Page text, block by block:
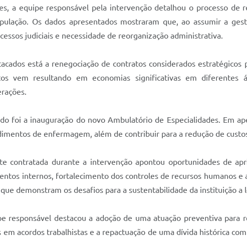
a equipe responsável pela intervenção detalhou o processo
Os dados apresentados mostraram que, ao assumir a
judiciais e necessidade de reorganização administrativa.
está a renegociação de contratos considerados
vem resultando em economias significativas em
foi a inauguração do novo Ambulatório de Especialidades. Em
de enfermagem, além de contribuir para a redução de
contratada durante a intervenção apontou oportunidades de
internos, fortalecimento dos controles de recursos humanos
demonstram os desafios para a sustentabilidade da instituição a
responsável destacou a adoção de uma atuação preventiva
acordos trabalhistas e a repactuação de uma dívida histórica